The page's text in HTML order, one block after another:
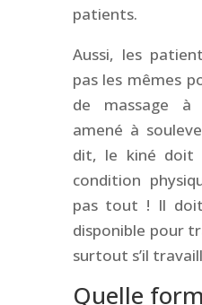
patients.
Aussi, les
pas les mêmes
de massage
amené à
dit, le kiné doit
condition
pas tout ! Il
disponible pour
surtout s’il
Quelle